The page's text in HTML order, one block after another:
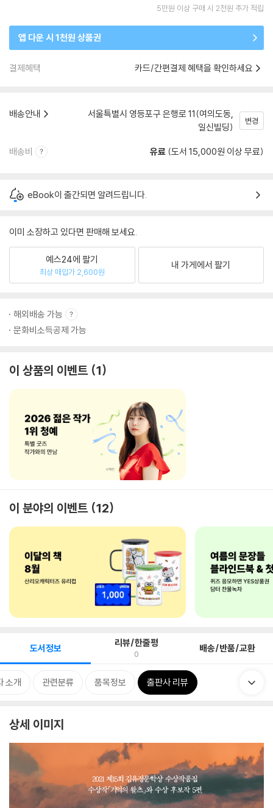
5만원 이상 구매 시 2천원 추가 적립
앱 다운 시 1천원 상품권
결제혜택 카드/간편결제 혜택을 확인하세요
배송안내
서울특별시 영등포구 은행로 11(여의도동,
일신빌딩)
변경
배송비 유료 (도서 15,000원 이상 무료)
eBook이 출간되면 알려드립니다.
이미 소장하고 있다면 판매해 보세요.
예스24에 팔기
최상 매입가 2,600원
내 가게에서 팔기
해외배송 가능
문화비소득공제 가능
이 상품의 이벤트 1
이 분야의 이벤트 12
도서정보 리뷰/한줄평
0 배송/반품/교환
소개 관련분류 품목정보 출판사 리뷰
상세 이미지